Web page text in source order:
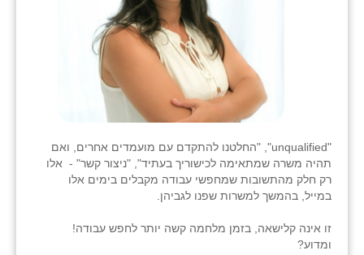
"unqualified", "החלטנו להתקדם עם מועמדים אחרים, ואם
תהיה משרה שמתאימה לכישוריך בעתיד", "ניצור קשר" - אלו
רק חלק מהתשובות שמחפשי עבודה מקבלים בימים אלו
במייל, בהמשך למשרות שפנו לגביהן.
זו אינה קלישאה, בזמן מלחמה קשה יותר לחפש עבודה!
ומדוע?
מנחמיה
נאות הכיכר
נווה אטי״ב